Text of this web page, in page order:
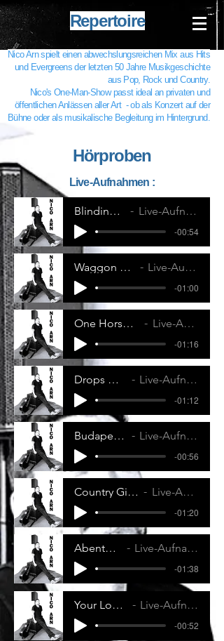
Repertoire
Nico Arn spielt einen abwechslungsreichen Mix aus Hits
und Evergreens der letzten 50 Jahre Musikgeschichte
aus Pop, Rock und Country.
Nico's One-Man-Show passt ideal an privaten und
öffentlichen Anlässen aller Art - ob als Konzert auf der
Bühne oder als musikalische Begleitung im Hintergrund.
Hörproben
Live-Aufnahmen :
Blinding Lights - Tebey Live-Aufnahme Nico Arn Solo
-00:54
Waggon Wheel - Darius Rucker Live-Aufnahme Nico Arn Solo
-01:00
One Horse Town - Blackbery Smoke Live-Aufnahme Nico Arn Solo
-01:16
Drops Of Jupiter - Train Live-Aufnahme Nico Arn Solo
-01:12
Budapest - George Ezra Live-Aufnahme Nico Arn Solo
-00:56
Country Girls (Shake it) - Luke Bryan Live-Aufnahme Nico Arn Solo
-01:20
Abenteuerland - Pur Live-Aufnahme Nico Arn Solo
-01:38
Your Love - The Outfield Live-Aufnahme Nico Arn Solo
-00:52